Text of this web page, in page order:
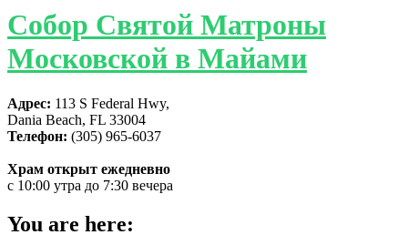
Собор Святой Матроны
Московской в Майами
Адрес: 113 S Federal Hwy,
Dania Beach, FL 33004
Телефон: (305) 965-6037
Храм открыт ежедневно
с 10:00 утра до 7:30 вечера
You are here: